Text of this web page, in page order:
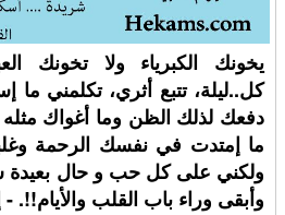
يخونك الكبرياء ولا تخونك
كل..ليلة، تتبع أثري، تكلمني ما
دفعك لذلك الظن وما أغواك
ما إمتدت في نفسك الرحمة
ولكني على كل حب و حال بعيدة
وأبقى وراء باب القلب والأيام!!. -